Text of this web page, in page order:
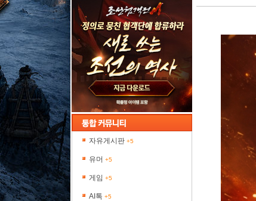
자유게시판 +5
유머 +5
게임 +5
AI톡 +5